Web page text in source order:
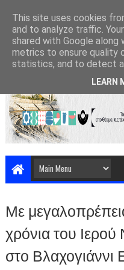
Με
χρόνια του
στο
This site uses cookies
and to analyze traffic.
shared with Google
metrics to ensure quality
statistics, and to detect
LEARN